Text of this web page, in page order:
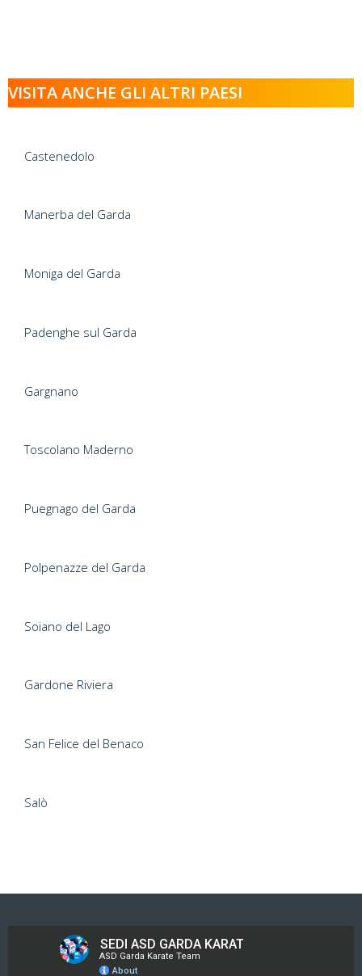
VISITA ANCHE GLI ALTRI PAESI
Castenedolo
Manerba del Garda
Moniga del Garda
Padenghe sul Garda
Gargnano
Toscolano Maderno
Puegnago del Garda
Polpenazze del Garda
Soiano del Lago
Gardone Riviera
San Felice del Benaco
Salò